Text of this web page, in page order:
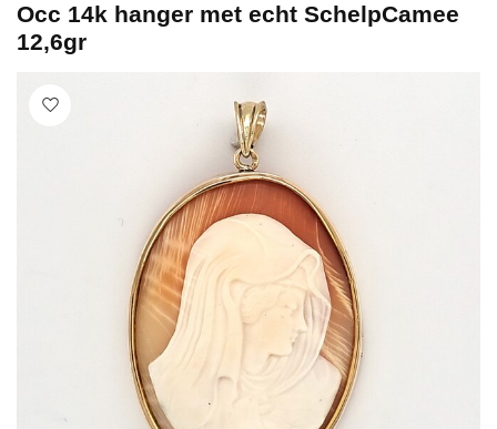
Occ 14k hanger met echt SchelpCamee
12,6gr